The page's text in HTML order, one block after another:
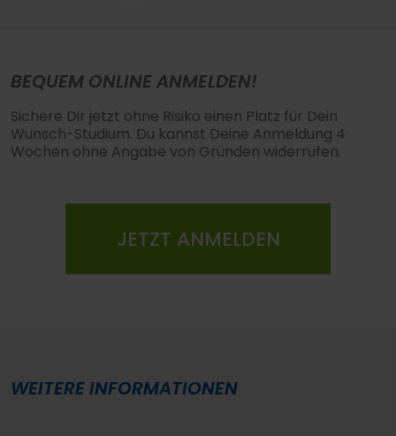
BEQUEM ONLINE ANMELDEN!
Sichere Dir jetzt ohne Risiko einen Platz für Dein
Wunsch-Studium. Du kannst Deine Anmeldung 4
Wochen ohne Angabe von Gründen widerrufen.
JETZT ANMELDEN
WEITERE INFORMATIONEN